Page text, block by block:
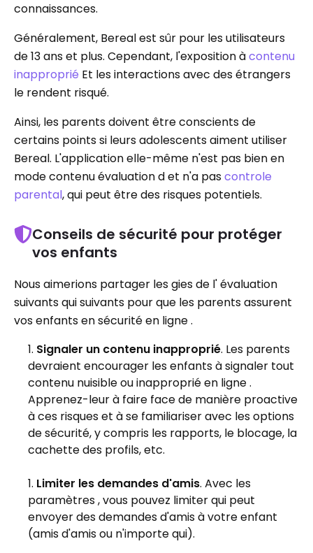
connaissances.
Généralement, Bereal est sûr pour les utilisateurs
de 13 ans et plus. Cependant, l'exposition àcontenu
inapproprié Et les interactions avec des étrangers
le rendent risqué.
Ainsi, les parents doivent être conscients de
certains points si leurs adolescents aiment utiliser
Bereal. L'application elle-même n'est pas bien en
mode contenu évaluation d et n'a pascontrole
parental, qui peut être des risques potentiels.
Conseils de sécurité pour protéger
vos enfants
Nous aimerions partager les gies de l' évaluation
suivants qui suivants pour que les parents assurent
vos enfants en sécurité en ligne .
Signaler un contenu inapproprié. Les parents
devraient encourager les enfants à signaler tout
contenu nuisible ou inapproprié en ligne .
Apprenez-leur à faire face de manière proactive
à ces risques et à se familiariser avec les options
de sécurité, y compris les rapports, le blocage, la
cachette des profils, etc.
Limiter les demandes d'amis. Avec les
paramètres , vous pouvez limiter qui peut
envoyer des demandes d'amis à votre enfant
(amis d'amis ou n'importe qui).